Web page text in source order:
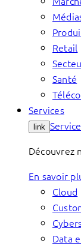
Retail
Santé
Services
link
Découvrez
En savoir
Cloud
Data